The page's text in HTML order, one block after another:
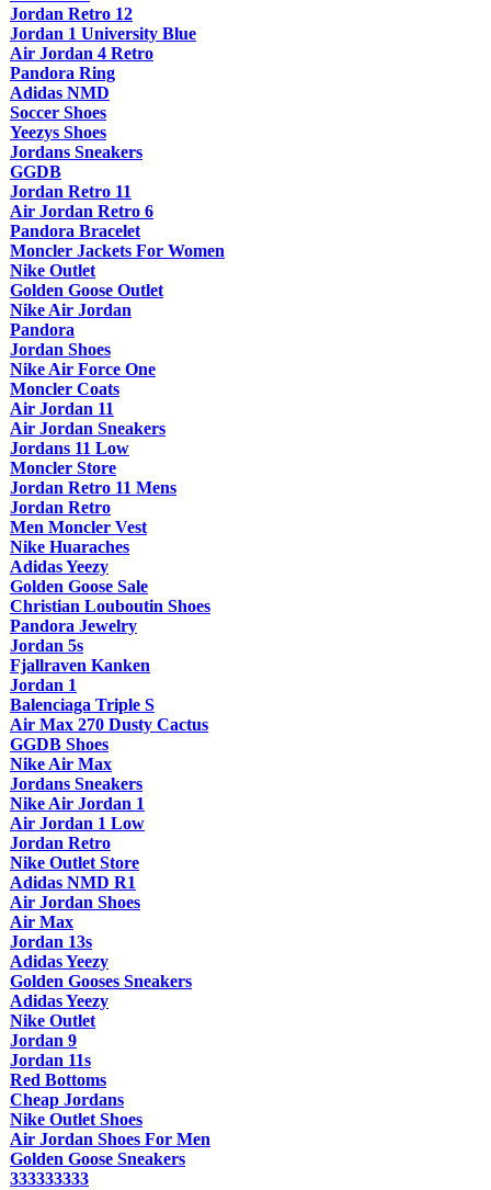
Jordan Retro 12
Jordan 1 University Blue
Air Jordan 4 Retro
Pandora Ring
Adidas NMD
Soccer Shoes
Yeezys Shoes
Jordans Sneakers
GGDB
Jordan Retro 11
Air Jordan Retro 6
Pandora Bracelet
Moncler Jackets For Women
Nike Outlet
Golden Goose Outlet
Nike Air Jordan
Pandora
Jordan Shoes
Nike Air Force One
Moncler Coats
Air Jordan 11
Air Jordan Sneakers
Jordans 11 Low
Moncler Store
Jordan Retro 11 Mens
Jordan Retro
Men Moncler Vest
Nike Huaraches
Adidas Yeezy
Golden Goose Sale
Christian Louboutin Shoes
Pandora Jewelry
Jordan 5s
Fjallraven Kanken
Jordan 1
Balenciaga Triple S
Air Max 270 Dusty Cactus
GGDB Shoes
Nike Air Max
Jordans Sneakers
Nike Air Jordan 1
Air Jordan 1 Low
Jordan Retro
Nike Outlet Store
Adidas NMD R1
Air Jordan Shoes
Air Max
Jordan 13s
Adidas Yeezy
Golden Gooses Sneakers
Adidas Yeezy
Nike Outlet
Jordan 9
Jordan 11s
Red Bottoms
Cheap Jordans
Nike Outlet Shoes
Air Jordan Shoes For Men
Golden Goose Sneakers
333333333